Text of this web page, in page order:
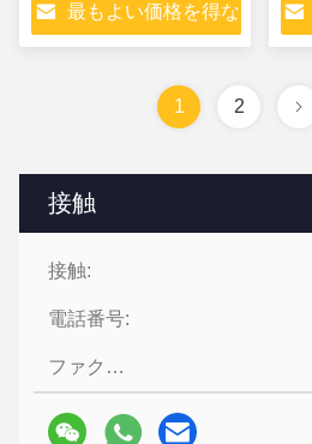
接触
接触:
電話番号:
ファクシミリ:
最もよい価格を得な
1 2